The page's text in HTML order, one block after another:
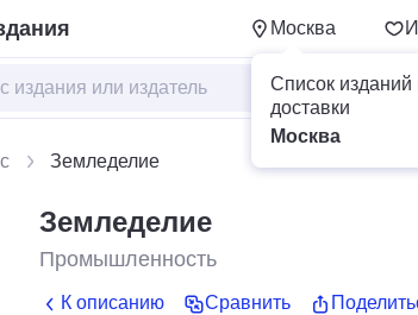
Москва
Список изданий
доставки
Москва
Земледелие
Земледелие
Промышленность
К описанию Сравнить